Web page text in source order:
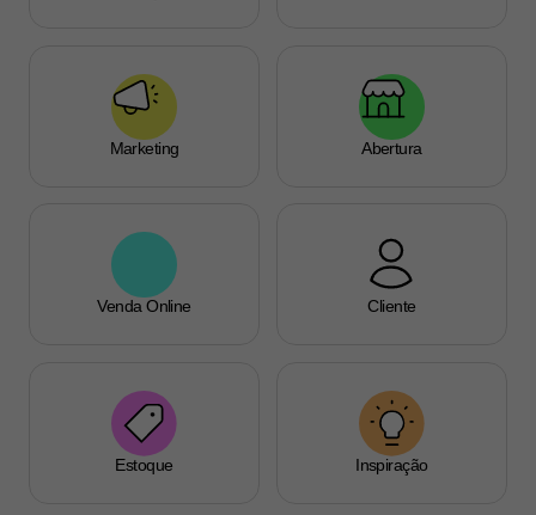
Marketing Abertura
Venda Online Cliente
Estoque Inspiração